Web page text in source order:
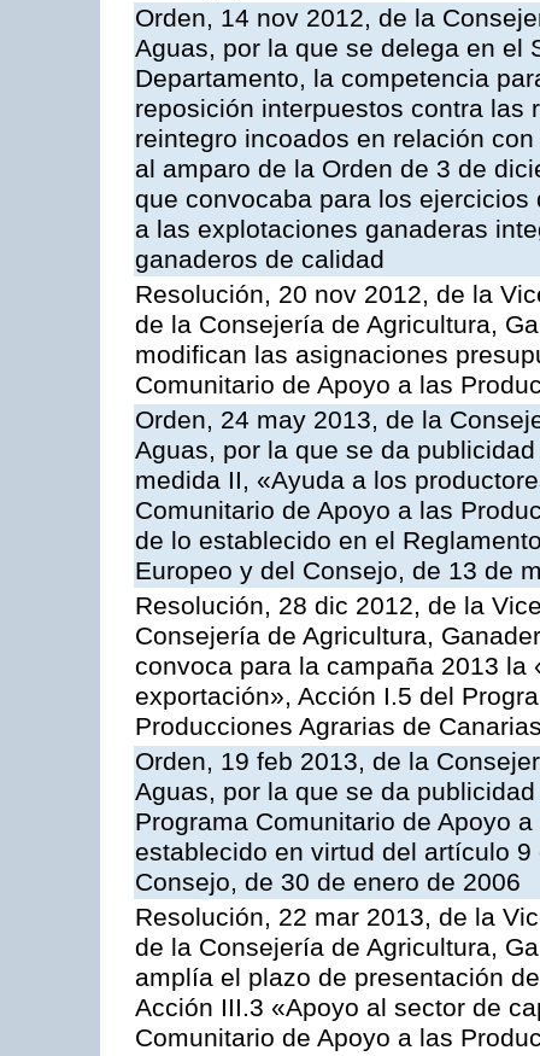
Orden, 14 nov 2012, de la
Aguas, por la que se delega en el
Departamento, la competencia
reposición interpuestos contra las
reintegro incoados en relación
al amparo de la Orden de 3 de
que convocaba para los
a las explotaciones ganaderas
ganaderos de calidad
Resolución, 20 nov 2012, de la
de la Consejería de Agricultura,
modifican las asignaciones
Comunitario de Apoyo a las
Orden, 24 may 2013, de la
Aguas, por la que se da
medida II, «Ayuda a los
Comunitario de Apoyo a las
de lo establecido en el
Europeo y del Consejo, de 13 de
Resolución, 28 dic 2012, de la
Consejería de Agricultura,
convoca para la campaña 2013
exportación», Acción I.5 del
Producciones Agrarias de
Orden, 19 feb 2013, de la
Aguas, por la que se da
Programa Comunitario de Apoyo
establecido en virtud del artículo
Consejo, de 30 de enero de 2006
Resolución, 22 mar 2013, de la
de la Consejería de Agricultura,
amplía el plazo de presentación
Acción III.3 «Apoyo al sector de
Comunitario de Apoyo a las